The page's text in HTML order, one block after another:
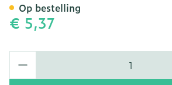
€ 5,37
Op bestelling